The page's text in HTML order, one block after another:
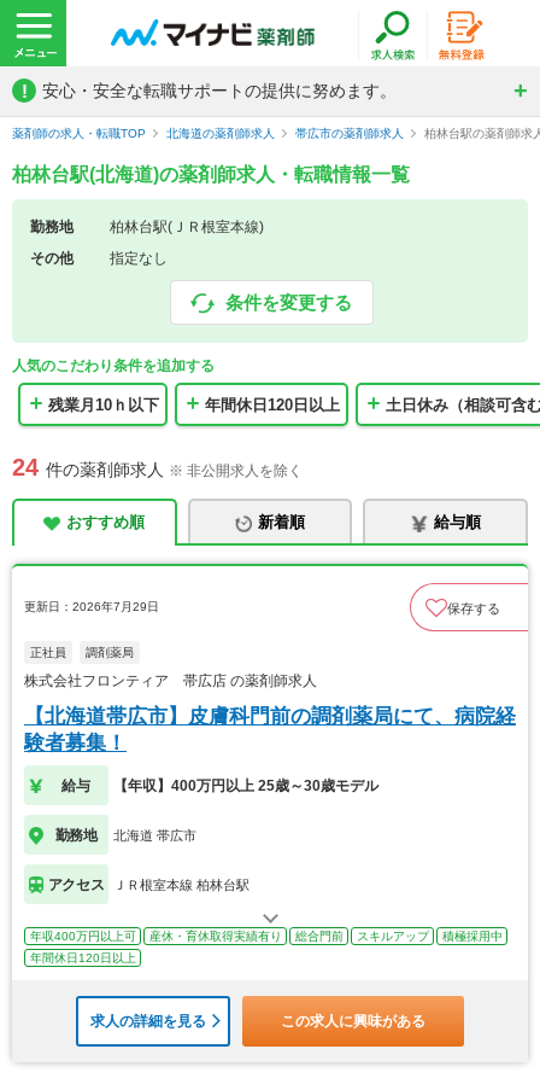
! 安心・安全な転職サポートの提供に努めます。
薬剤師の求人・転職TOP 北海道の薬剤師求人 帯広市の薬剤師求人 柏林台駅の薬剤師求
柏林台駅(北海道)の薬剤師求人・転職情報一覧
勤務地
柏林台駅(ＪＲ根室本線)
その他
指定なし
条件を変更する
人気のこだわり条件を追加する
残業月10ｈ以下 年間休日120日以上 土日休み（相談可含
24 件の薬剤師求人 ※ 非公開求人を除く
おすすめ順 新着順 給与順
更新日：2026年7月29日 保存する
正社員 調剤薬局
株式会社フロンティア 帯広店 の薬剤師求人
【北海道帯広市】皮膚科門前の調剤薬局にて、病院経
験者募集！
給与 【年収】400万円以上 25歳～30歳モデル
勤務地 北海道 帯広市
アクセス ＪＲ根室本線 柏林台駅
年収400万円以上可 産休・育休取得実績有り 総合門前 スキルアップ
積極採用中
年間休日120日以上
求人の詳細を見る この求人に興味がある